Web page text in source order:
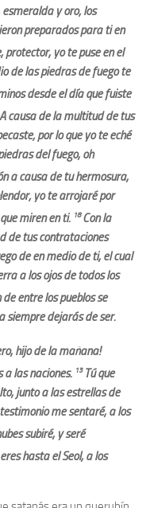
y oro; los
preparados para ti en
protector, yo te puse en el
de las piedras de fuego te
desde el día que fuiste
A causa de la multitud de tus
por lo que yo te eché
del fuego, oh
a causa de tu hermosura,
yo te arrojaré por
miren en ti. 18Con la
de tus contrataciones
de en medio de ti, el cual
a los ojos de todos los
entre los pueblos se
siempre dejarás de ser.
hijo de la mañana!
las naciones. 13 Tú que
junto a las estrellas de
me sentaré, a los
subiré, y seré
hasta el Seol, a los